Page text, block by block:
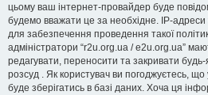
цьому ваш інтернет-провайдер буде
будемо вважати це за необхідне. IP-адреси
для забезпечення проведення такої
адміністратори “r2u.org.ua / e2u.org.ua”
редагувати, переносити та закривати будь-
розсуд . Як користувач ви погоджуєтесь,
буде зберігатись в базі даних. Хоча ця